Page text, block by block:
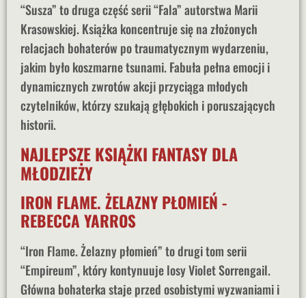
“Susza” to druga część serii “Fala” autorstwa Marii
Krasowskiej. Książka koncentruje się na złożonych
relacjach bohaterów po traumatycznym wydarzeniu,
jakim było koszmarne tsunami. Fabuła pełna emocji i
dynamicznych zwrotów akcji przyciąga młodych
czytelników, którzy szukają głębokich i poruszających
historii.
NAJLEPSZE KSIĄŻKI FANTASY DLA
MŁODZIEŻY
IRON FLAME. ŻELAZNY PŁOMIEŃ -
REBECCA YARROS
“Iron Flame. Żelazny płomień” to drugi tom serii
“Empireum”, który kontynuuje losy Violet Sorrengail.
Główna bohaterka staje przed osobistymi wyzwaniami i